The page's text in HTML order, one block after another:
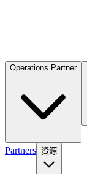
Operations Partner
Partners 资源